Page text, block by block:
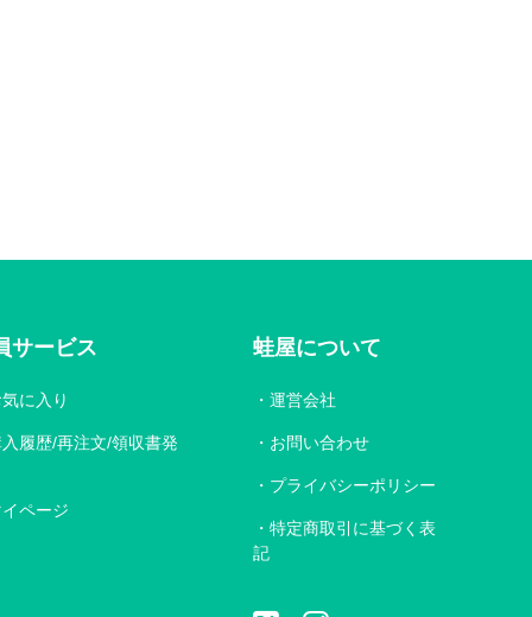
サービス
に入り
入履歴/再注文/領収書発
イページ
蛙屋について
運営会社
お問い合わせ
プライバシーポリシー
特定商取引に基づく表
記